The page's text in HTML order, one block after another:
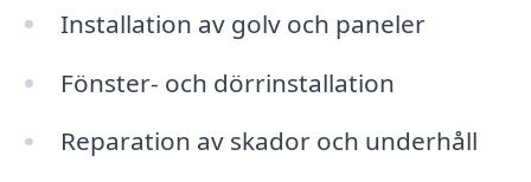
Installation av golv och paneler
Fönster- och dörrinstallation
Reparation av skador och underhåll